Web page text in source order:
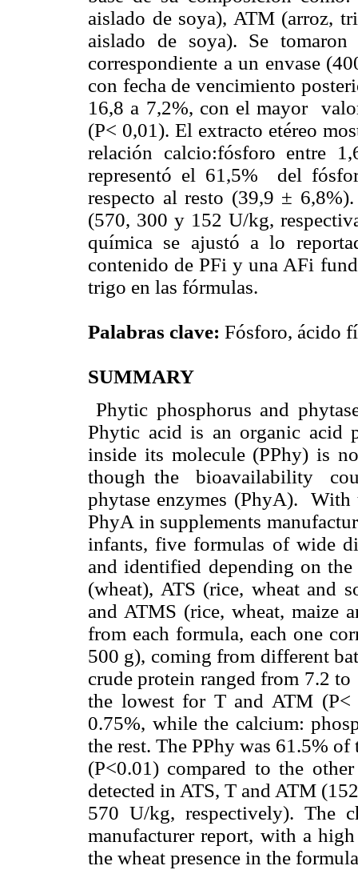
aislado de soya), ATM (arroz,
aislado de soya). Se
correspondiente a un envase
con fecha de vencimiento
16,8 a 7,2%, con el mayor
(P< 0,01). El extracto etéreo
relación calcio:fósforo entre
representó el 61,5% del
respecto al resto (39,9 ±
(570, 300 y 152 U/kg,
química se ajustó a lo
contenido de PFi y una AFi
trigo en las fórmulas.
Palabras clave: Fósforo, ácido
SUMMARY
Phytic phosphorus and
Phytic acid is an organic acid
inside its molecule (PPhy) is
though the bioavailability
phytase enzymes (PhyA).
PhyA in supplements
infants, five formulas of wide
and identified depending on
(wheat), ATS (rice, wheat and
and ATMS (rice, wheat, maize
from each formula, each one
500 g), coming from different
crude protein ranged from 7.2
the lowest for T and ATM
0.75%, while the calcium:
the rest. The PPhy was 61.5%
(P<0.01) compared to the
detected in ATS, T and ATM
570 U/kg, respectively). The
manufacturer report, with a
the wheat presence in the